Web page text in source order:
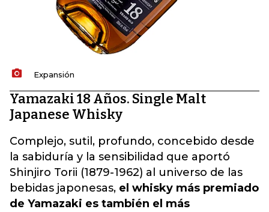
Expansión
Yamazaki 18 Años. Single Malt
Japanese Whisky
Complejo, sutil, profundo, concebido desde
la sabiduría y la sensibilidad que aportó
Shinjiro Torii (1879-1962) al universo de las
bebidas japonesas, el whisky más premiado
de Yamazaki es también el más